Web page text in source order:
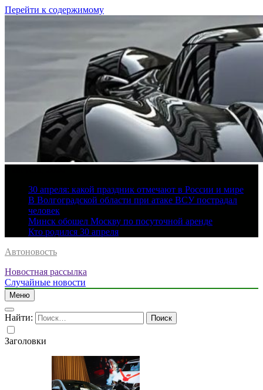
Перейти к содержимому
30 апреля: какой праздник отмечают в России и мире
В Волгоградской области при атаке ВСУ пострадал
человек
Минск обошел Москву по посуточной аренде
Кто родился 30 апреля
Автоновость
Новостная рассылка
Случайные новости
Меню
Найти:
Заголовки